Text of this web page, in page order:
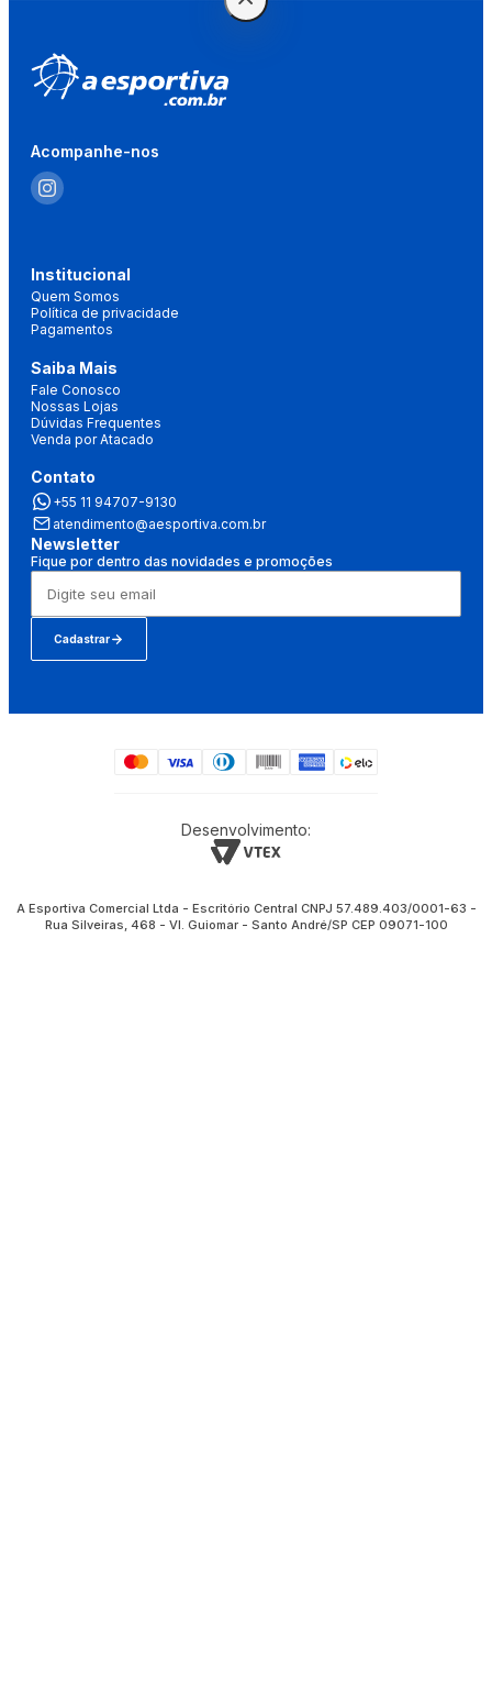
Acompanhe-nos
Institucional
Quem Somos
Política de privacidade
Pagamentos
Saiba Mais
Fale Conosco
Nossas Lojas
Dúvidas Frequentes
Venda por Atacado
Contato
+55 11 94707-9130
atendimento@aesportiva.com.br
Newsletter
Fique por dentro das novidades e promoções
Cadastrar
Desenvolvimento:
A Esportiva Comercial Ltda - Escritório Central CNPJ 57.489.403/0001-63 -
Rua Silveiras, 468 - Vl. Guiomar - Santo André/SP CEP 09071-100